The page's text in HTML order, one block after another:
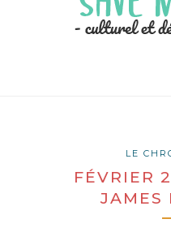
LE
FÉVRIER
JAMES